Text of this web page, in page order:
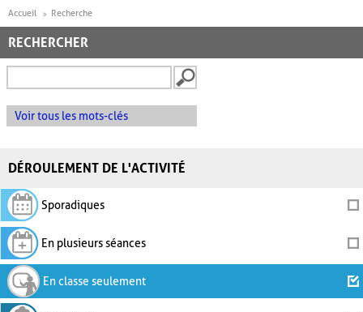
Accueil Recherche
RECHERCHER
Voir tous les mots-clés
DÉROULEMENT DE L'ACTIVITÉ
Sporadiques
En plusieurs séances
En classe seulement